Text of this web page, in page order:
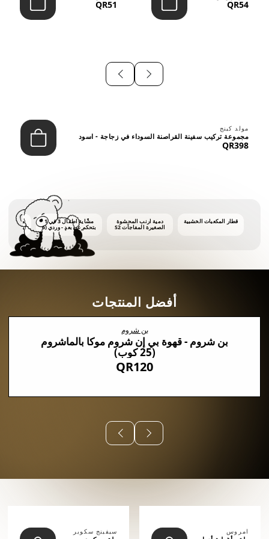
QR54
QR51
مولد كينج
مجموعة تركيب سفينة القراصنة السوداء في زجاجة - اسود
QR398
قطار المكعبات الخشبية
دمية أرنب المحشوة
الصغيرة المفاجآت S2
مشّاية أطفال 3 في 1
بتحكم عن بعد - وردي (6
أشهر فأكثر)
ماكينة
أفضل المنتجات
بن شروم
بن شروم - قهوة بي إن شروم موكا بالماشروم
(25 كوب)
QR120
امروس سيفينج سكوير